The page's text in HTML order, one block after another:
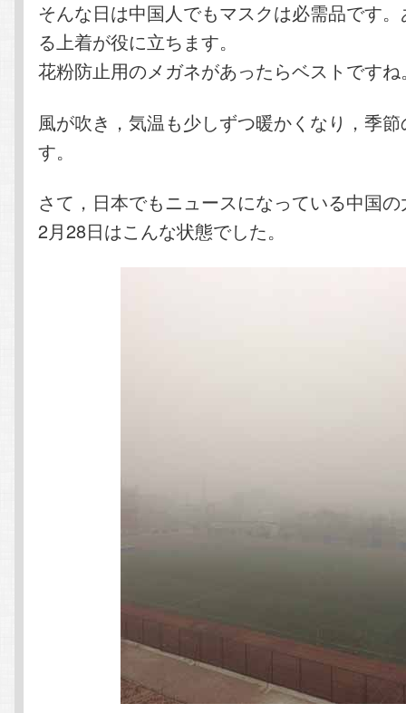
そんな日は中国人でもマスクは必需品です
る上着が役に立ちます。
花粉防止用のメガネがあったらベストですね
風が吹き，気温も少しずつ暖かくなり，季
す。
さて，日本でもニュースになっている中国
2月28日はこんな状態でした。